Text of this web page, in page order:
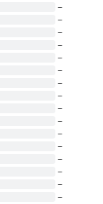
~
~
~
~
~
~
~
~
~
~
~
~
~
~
~
~